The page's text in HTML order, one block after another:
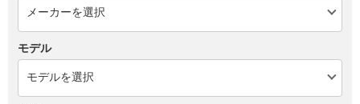
モデル